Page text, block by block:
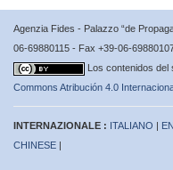
Agenzia Fides - Palazzo “de
06-69880115 - Fax +39-06-
Los contenidos del
Commons Atribución 4.0
INTERNAZIONALE : ITALIANO |
CHINESE |